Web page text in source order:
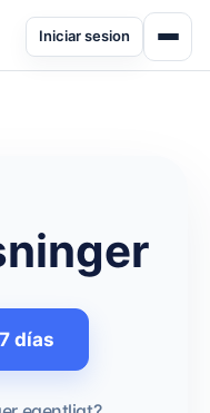
Iniciar sesion
días